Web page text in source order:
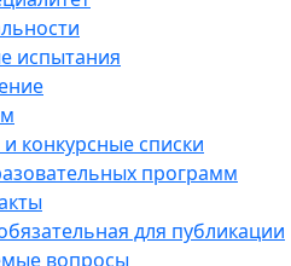
испытания
конкурсные списки
программ
для публикации
вопросы